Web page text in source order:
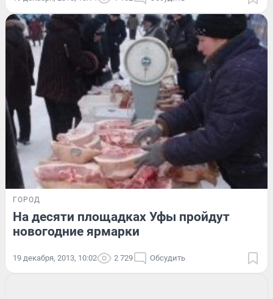
ГОРОД
На десяти площадках Уфы пройдут
новогодние ярмарки
19 декабря, 2013, 10:02 2 729 Обсудить